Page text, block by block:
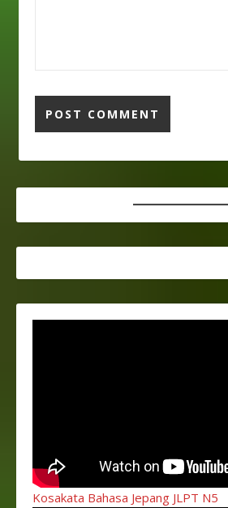
Kosakata Bahasa Jepang JLPT N5